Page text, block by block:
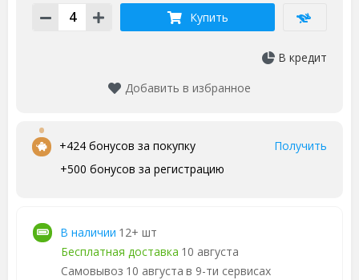
Купить
В кредит
Добавить в избранное
• +424 бонусов за покупку
Получить
+500 бонусов за регистрацию
В наличии 12+ шт
Бесплатная доставка 10 августа
Самовывоз 10 августа в 9-ти сервисах